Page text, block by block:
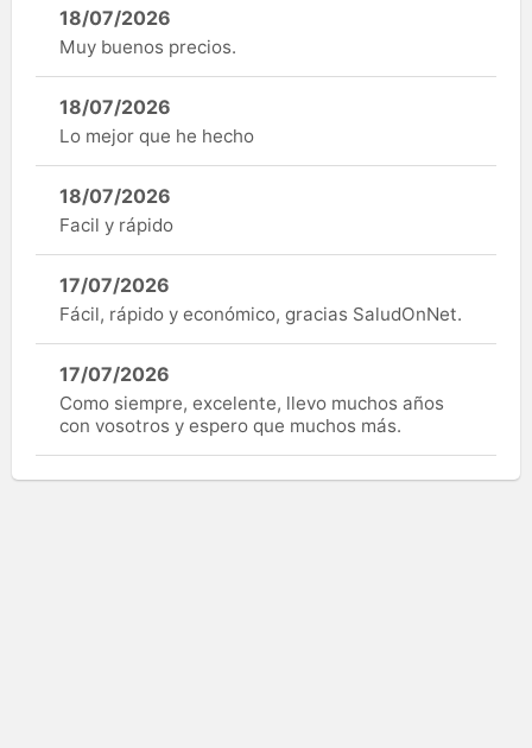
18/07/2026
Muy buenos precios.
18/07/2026
Lo mejor que he hecho
18/07/2026
Facil y rápido
17/07/2026
Fácil, rápido y económico, gracias SaludOnNet.
17/07/2026
Como siempre, excelente, llevo muchos años
con vosotros y espero que muchos más.